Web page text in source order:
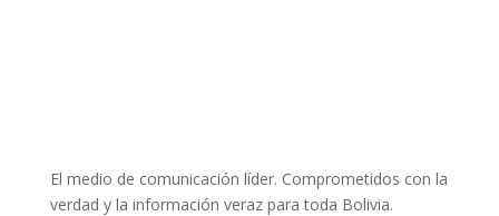
El medio de comunicación líder. Comprometidos con la
verdad y la información veraz para toda Bolivia.